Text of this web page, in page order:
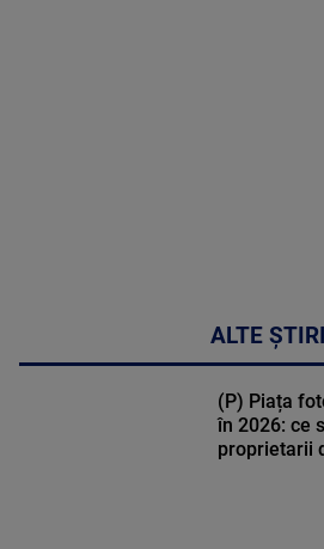
ALTE ȘTIRI
(P) Piața
în 2026: ce
proprietarii